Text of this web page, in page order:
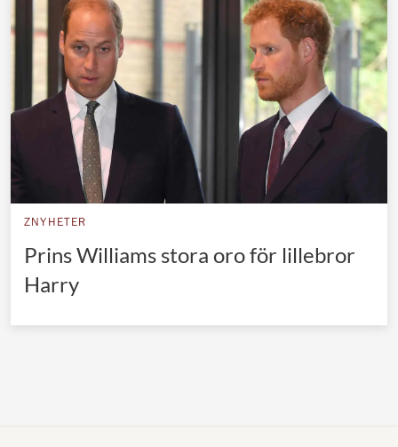
Nederländska kungahuset
Belgiska kungahuset
Jordanska kungahuset
Luxemburgska storhertighuset
Japanska kejsarhuset
Thailändska kungahuset
Marockanska kungahuset
ZNYHETER
Prins Williams stora oro för lillebror
Harry